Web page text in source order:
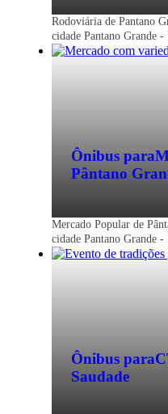
Rodoviária de Pantano
cidade Pantano Grande -
Ônibus para
Pântano
Mercado Popular de
cidade Pantano Grande -
Ônibus para
Saudade